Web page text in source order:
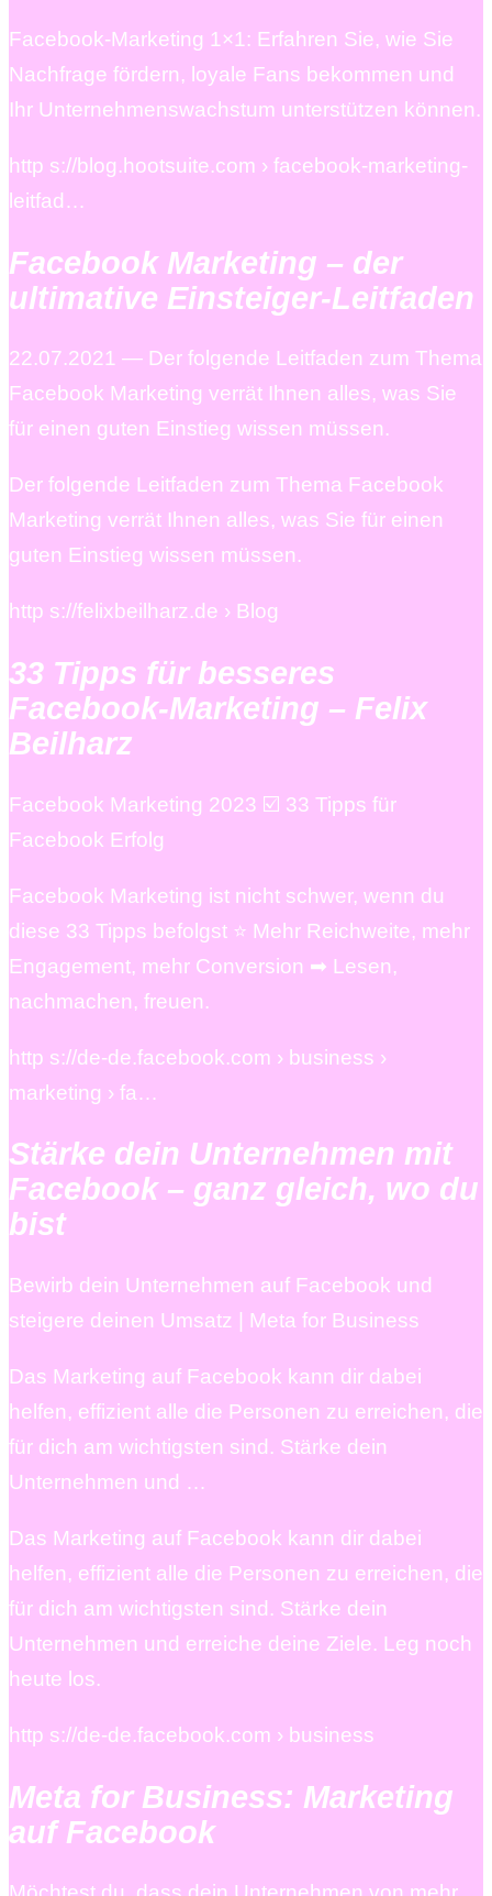
Facebook-Marketing 1×1: Erfahren Sie, wie Sie
Nachfrage fördern, loyale Fans bekommen und
Ihr Unternehmenswachstum unterstützen können.
http s://blog.hootsuite.com › facebook-marketing-
leitfad…
Facebook Marketing – der
ultimative Einsteiger-Leitfaden
22.07.2021 — Der folgende Leitfaden zum Thema
Facebook Marketing verrät Ihnen alles, was Sie
für einen guten Einstieg wissen müssen.
Der folgende Leitfaden zum Thema Facebook
Marketing verrät Ihnen alles, was Sie für einen
guten Einstieg wissen müssen.
http s://felixbeilharz.de › Blog
33 Tipps für besseres
Facebook-Marketing – Felix
Beilharz
Facebook Marketing 2023 ☑️ 33 Tipps für
Facebook Erfolg
Facebook Marketing ist nicht schwer, wenn du
diese 33 Tipps befolgst ⭐ Mehr Reichweite, mehr
Engagement, mehr Conversion ➡ Lesen,
nachmachen, freuen.
http s://de-de.facebook.com › business ›
marketing › fa…
Stärke dein Unternehmen mit
Facebook – ganz gleich, wo du
bist
Bewirb dein Unternehmen auf Facebook und
steigere deinen Umsatz | Meta for Business
Das Marketing auf Facebook kann dir dabei
helfen, effizient alle die Personen zu erreichen, die
für dich am wichtigsten sind. Stärke dein
Unternehmen und …
Das Marketing auf Facebook kann dir dabei
helfen, effizient alle die Personen zu erreichen, die
für dich am wichtigsten sind. Stärke dein
Unternehmen und erreiche deine Ziele. Leg noch
heute los.
http s://de-de.facebook.com › business
Meta for Business: Marketing
auf Facebook